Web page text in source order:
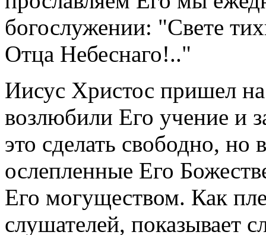
богослужении: "Свете
Отца Небеснаго!.."
Иисус Христос пришел
возлюбили Его учение и
это сделать свободно, но
ослепленные Его
Его могуществом. Как
слушателей, показывает